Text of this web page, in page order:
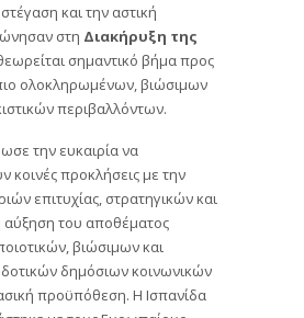
και την αστική
στη Διακήρυξη της
σημαντικό βήμα προς
ολοκληρωμένων, βιώσιμων
περιβαλλόντων.
την ευκαιρία να
κοινές προκλήσεις με την
επιτυχίας, στρατηγικών και
του αποθέματος
βιώσιμων και
δημόσιων κοινωνικών
προϋπόθεση. Η Ισπανίδα